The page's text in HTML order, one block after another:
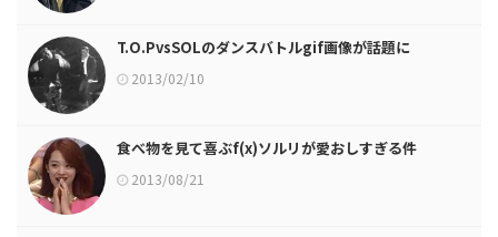
T.O.PvsSOLのダンスバトルgif画像が話題に
2013/02/10
食べ物を見て喜ぶf(x)ソルリが愛おしすぎる件
2013/08/21